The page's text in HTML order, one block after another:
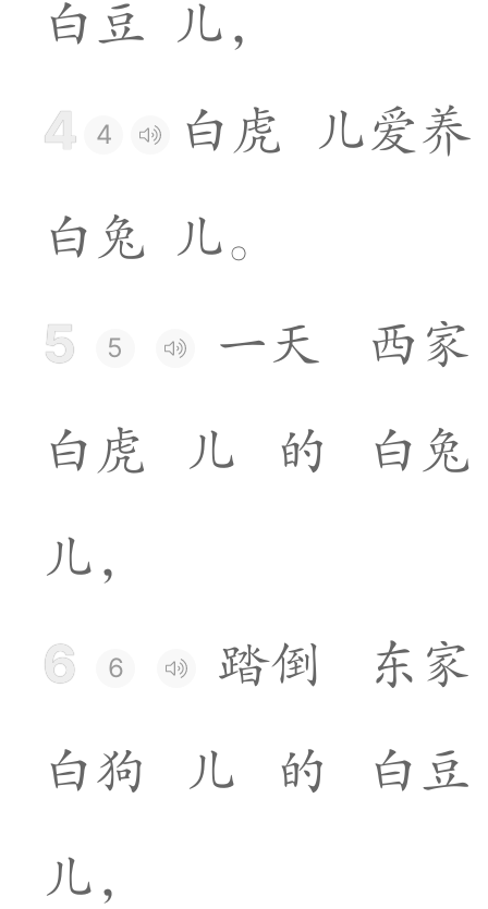
白豆 儿 ，
4 4 白 虎 儿爱养
白 兔 儿。
5 5 一天 西 家
白 虎 儿 的 白 兔
儿 ，
6 6 踏倒 东 家
白狗 儿 的 白豆
儿 ，